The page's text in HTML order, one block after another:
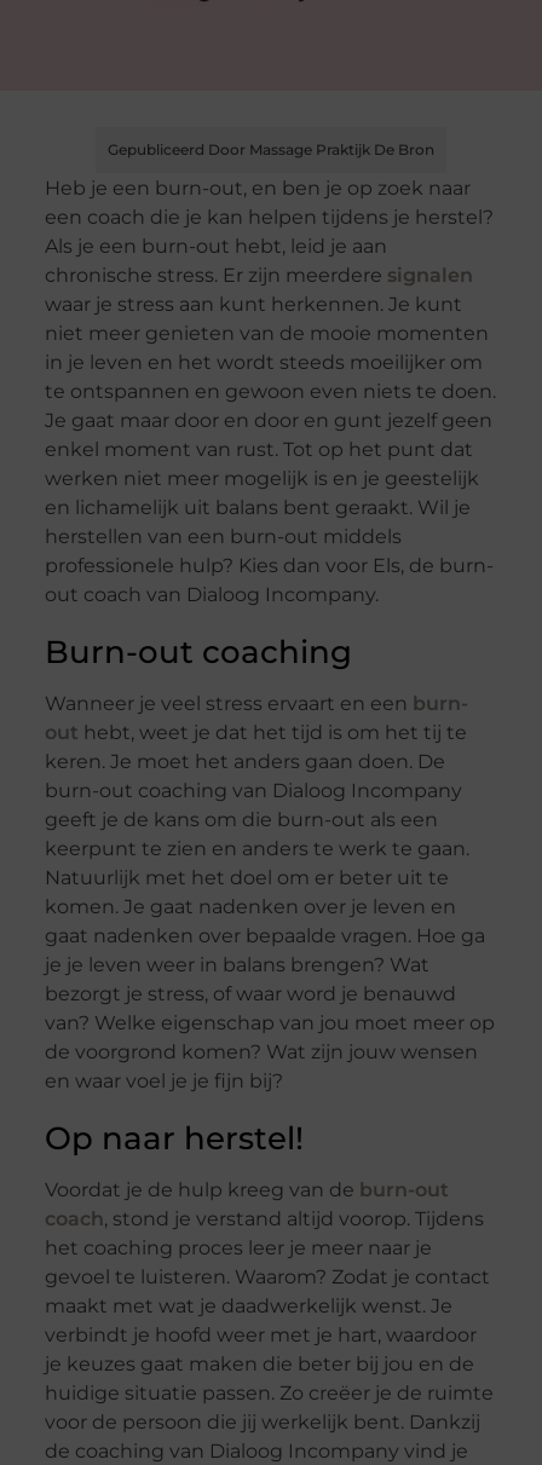
Gepubliceerd Door Massage Praktijk De Bron
Heb je een burn-out, en ben je op zoek naar
een coach die je kan helpen tijdens je herstel?
Als je een burn-out hebt, leid je aan
chronische stress. Er zijn meerdere signalen
waar je stress aan kunt herkennen. Je kunt
niet meer genieten van de mooie momenten
in je leven en het wordt steeds moeilijker om
te ontspannen en gewoon even niets te doen.
Je gaat maar door en door en gunt jezelf geen
enkel moment van rust. Tot op het punt dat
werken niet meer mogelijk is en je geestelijk
en lichamelijk uit balans bent geraakt. Wil je
herstellen van een burn-out middels
professionele hulp? Kies dan voor Els, de burn-
out coach van Dialoog Incompany.
Burn-out coaching
Wanneer je veel stress ervaart en een burn-
out hebt, weet je dat het tijd is om het tij te
keren. Je moet het anders gaan doen. De
burn-out coaching van Dialoog Incompany
geeft je de kans om die burn-out als een
keerpunt te zien en anders te werk te gaan.
Natuurlijk met het doel om er beter uit te
komen. Je gaat nadenken over je leven en
gaat nadenken over bepaalde vragen. Hoe ga
je je leven weer in balans brengen? Wat
bezorgt je stress, of waar word je benauwd
van? Welke eigenschap van jou moet meer op
de voorgrond komen? Wat zijn jouw wensen
en waar voel je je fijn bij?
Op naar herstel!
Voordat je de hulp kreeg van de burn-out
coach, stond je verstand altijd voorop. Tijdens
het coaching proces leer je meer naar je
gevoel te luisteren. Waarom? Zodat je contact
maakt met wat je daadwerkelijk wenst. Je
verbindt je hoofd weer met je hart, waardoor
je keuzes gaat maken die beter bij jou en de
huidige situatie passen. Zo creëer je de ruimte
voor de persoon die jij werkelijk bent. Dankzij
de coaching van Dialoog Incompany vind je